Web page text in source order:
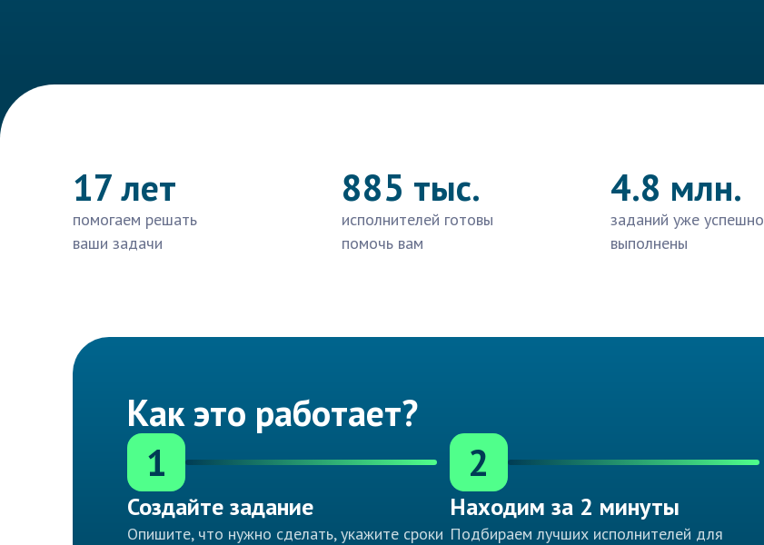
17 лет
помогаем решать
ваши задачи
885 тыс.
исполнителей готовы
помочь вам
4.8 млн.
заданий уже успешно
выполнены
Как это работает?
1
Создайте задание
Опишите, что нужно сделать, укажите сроки
2
Находим за 2 минуты
Подбираем лучших исполнителей для